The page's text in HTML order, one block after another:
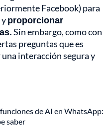
Facebook) para
proporcionar
Sin embargo, como con
preguntas que es
interacción segura y
de AI en WhatsApp:
saber